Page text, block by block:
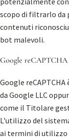
scopo di filtrarlo da
contenuti
bot malevoli.
Google
Google
da Google LLC
come il Titolare
L'utilizzo del
ai termini di utilizzo